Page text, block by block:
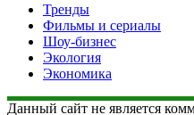
Тренды
Фильмы и сериалы
Шоу-бизнес
Экология
Экономика
Данный сайт не является